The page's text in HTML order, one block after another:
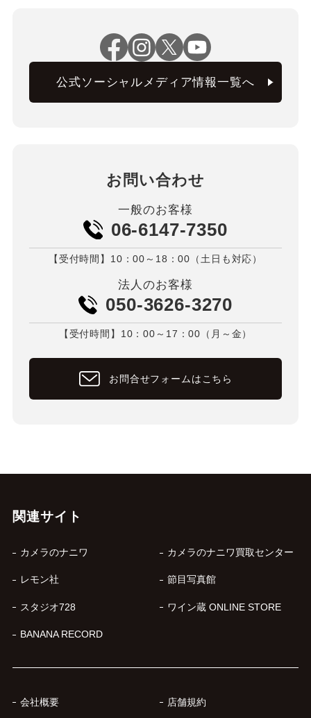
公式ソーシャルメディア情報一覧へ
お問い合わせ
一般のお客様
06-6147-7350
【受付時間】10：00～18：00（土日も対応）
法人のお客様
050-3626-3270
【受付時間】10：00～17：00（月～金）
お問合せフォームはこちら
関連サイト
カメラのナニワ カメラのナニワ買取センター
レモン社 節目写真館
スタジオ728 ワイン蔵 ONLINE STORE
BANANA RECORD
会社概要 店舗規約